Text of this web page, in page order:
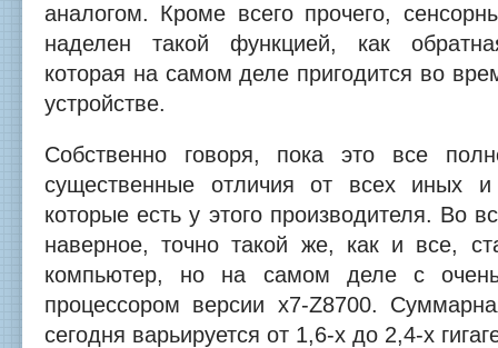
аналогом. Кроме всего прочего,
наделен такой функцией, как
которая на самом деле пригодится во
устройстве.
Собственно говоря, пока это все
существенные отличия от всех иных
которые есть у этого производителя. Во
наверное, точно такой же, как и все,
компьютер, но на самом деле с
процессором версии x7-Z8700.
сегодня варьируется от 1,6-х до 2,4-х